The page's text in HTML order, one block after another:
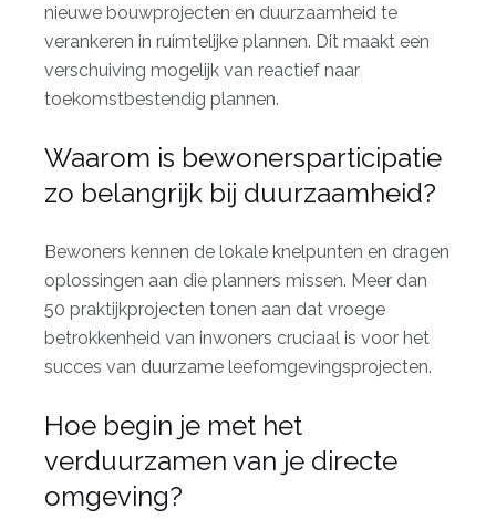
nieuwe bouwprojecten en duurzaamheid te
verankeren in ruimtelijke plannen. Dit maakt een
verschuiving mogelijk van reactief naar
toekomstbestendig plannen.
Waarom is bewonersparticipatie
zo belangrijk bij duurzaamheid?
Bewoners kennen de lokale knelpunten en dragen
oplossingen aan die planners missen. Meer dan
50 praktijkprojecten tonen aan dat vroege
betrokkenheid van inwoners cruciaal is voor het
succes van duurzame leefomgevingsprojecten.
Hoe begin je met het
verduurzamen van je directe
omgeving?